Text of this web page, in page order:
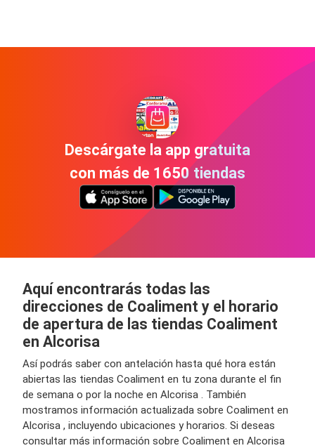
Descárgate la app gratuita
con más de 1650 tiendas
Aquí encontrarás todas las
direcciones de Coaliment y el horario
de apertura de las tiendas Coaliment
en Alcorisa
Así podrás saber con antelación hasta qué hora están
abiertas las tiendas Coaliment en tu zona durante el fin
de semana o por la noche en Alcorisa . También
mostramos información actualizada sobre Coaliment en
Alcorisa , incluyendo ubicaciones y horarios. Si deseas
consultar más información sobre Coaliment en Alcorisa